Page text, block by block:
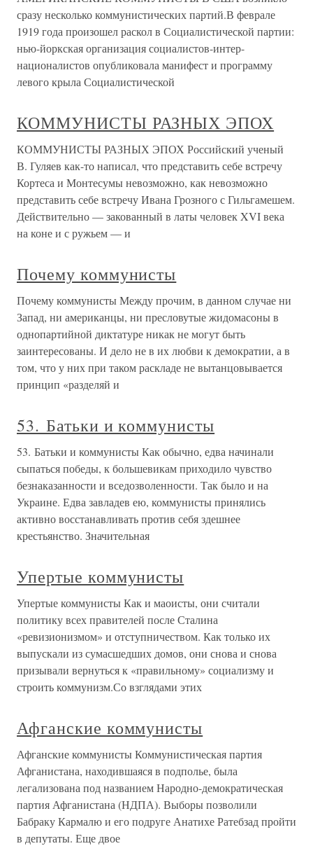
сразу несколько коммунистических партий.В феврале
1919 года произошел раскол в Социалистической партии:
нью-йоркская организация социалистов-интер-
националистов опубликовала манифест и программу
левого крыла Социалистической
КОММУНИСТЫ РАЗНЫХ ЭПОХ
КОММУНИСТЫ РАЗНЫХ ЭПОХ Российский ученый
В. Гуляев как-то написал, что представить себе встречу
Кортеса и Монтесумы невозможно, как невозможно
представить себе встречу Ивана Грозного с Гильгамешем.
Действительно — закованный в латы человек XVI века
на коне и с ружьем — и
Почему коммунисты
Почему коммунисты Между прочим, в данном случае ни
Запад, ни американцы, ни пресловутые жидомасоны в
однопартийной диктатуре никак не могут быть
заинтересованы. И дело не в их любви к демократии, а в
том, что у них при таком раскладе не вытанцовывается
принцип «разделяй и
53. Батьки и коммунисты
53. Батьки и коммунисты Как обычно, едва начинали
сыпаться победы, к большевикам приходило чувство
безнаказанности и вседозволенности. Так было и на
Украине. Едва завладев ею, коммунисты принялись
активно восстанавливать против себя здешнее
крестьянство. Значительная
Упертые коммунисты
Упертые коммунисты Как и маоисты, они считали
политику всех правителей после Сталина
«ревизионизмом» и отступничеством. Как только их
выпускали из сумасшедших домов, они снова и снова
призывали вернуться к «правильному» социализму и
строить коммунизм.Со взглядами этих
Афганские коммунисты
Афганские коммунисты Коммунистическая партия
Афганистана, находившаяся в подполье, была
легализована под названием Народно-демократическая
партия Афганистана (НДПА). Выборы позволили
Бабраку Кармалю и его подруге Анатихе Ратебзад пройти
в депутаты. Еще двое